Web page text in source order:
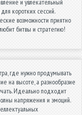
коротких сессий.
возможности приятно
битвы и стратегию!
где нужно продумывать
на высоте, а разнообразие
Идеально подходит
напряжения и эмоций.